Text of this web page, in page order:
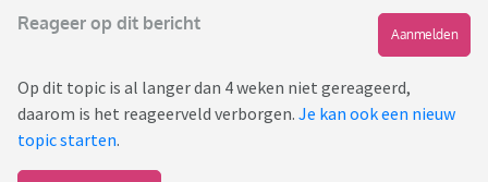
Reageer op dit bericht
Aanmelden
Op dit topic is al langer dan 4 weken niet gereageerd,
daarom is het reageerveld verborgen. Je kan ook een nieuw
topic starten.